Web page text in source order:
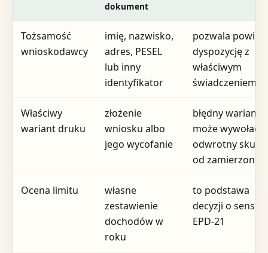
dokument
Tożsamość
wnioskodawcy
imię, nazwisko,
adres, PESEL
lub inny
identyfikator
pozwala
dyspozycję z
właściwym
świadczeniem
Właściwy
wariant druku
złożenie
wniosku albo
jego wycofanie
błędny wariant
może wywołać
odwrotny
od
Ocena limitu
własne
zestawienie
dochodów w
roku
to podstawa
decyzji o sensie
EPD-21